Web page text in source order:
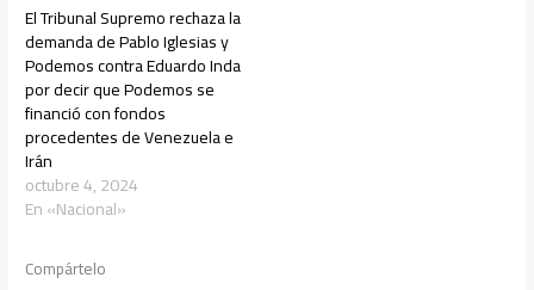
El Tribunal Supremo rechaza la
demanda de Pablo Iglesias y
Podemos contra Eduardo Inda
por decir que Podemos se
financió con fondos
procedentes de Venezuela e
Irán
octubre 4, 2024
En «Nacional»
Compártelo